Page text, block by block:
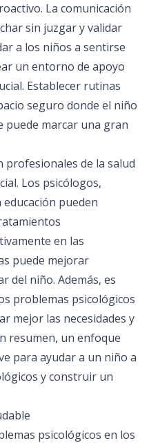
La comunicación
sin juzgar y validar
a los niños a sentirse
un entorno de apoyo
Establecer rutinas
seguro donde el niño
puede marcar una gran
profesionales de la salud
Los psicólogos,
pueden
en las
puede mejorar
del niño. Además, es
problemas psicológicos
mejor las necesidades y
resumen, un enfoque
para ayudar a un niño a
y construir un
psicológicos en los